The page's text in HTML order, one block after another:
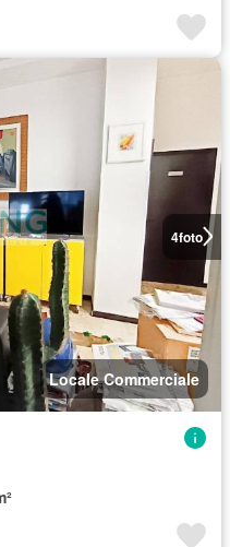
4foto
Locale Commerciale